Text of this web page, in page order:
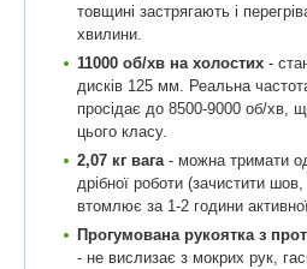
товщині застрягають і
хвилини.
11000 об/хв на холостих -
дисків 125 мм. Реальна
просідає до 8500-9000 об/хв,
цього класу.
2,07 кг вага- можна тримати
дрібної роботи (зачистити
втомлює за 1-2 години
Прогумована рукоятка з
- не вислизає з мокрих рук,